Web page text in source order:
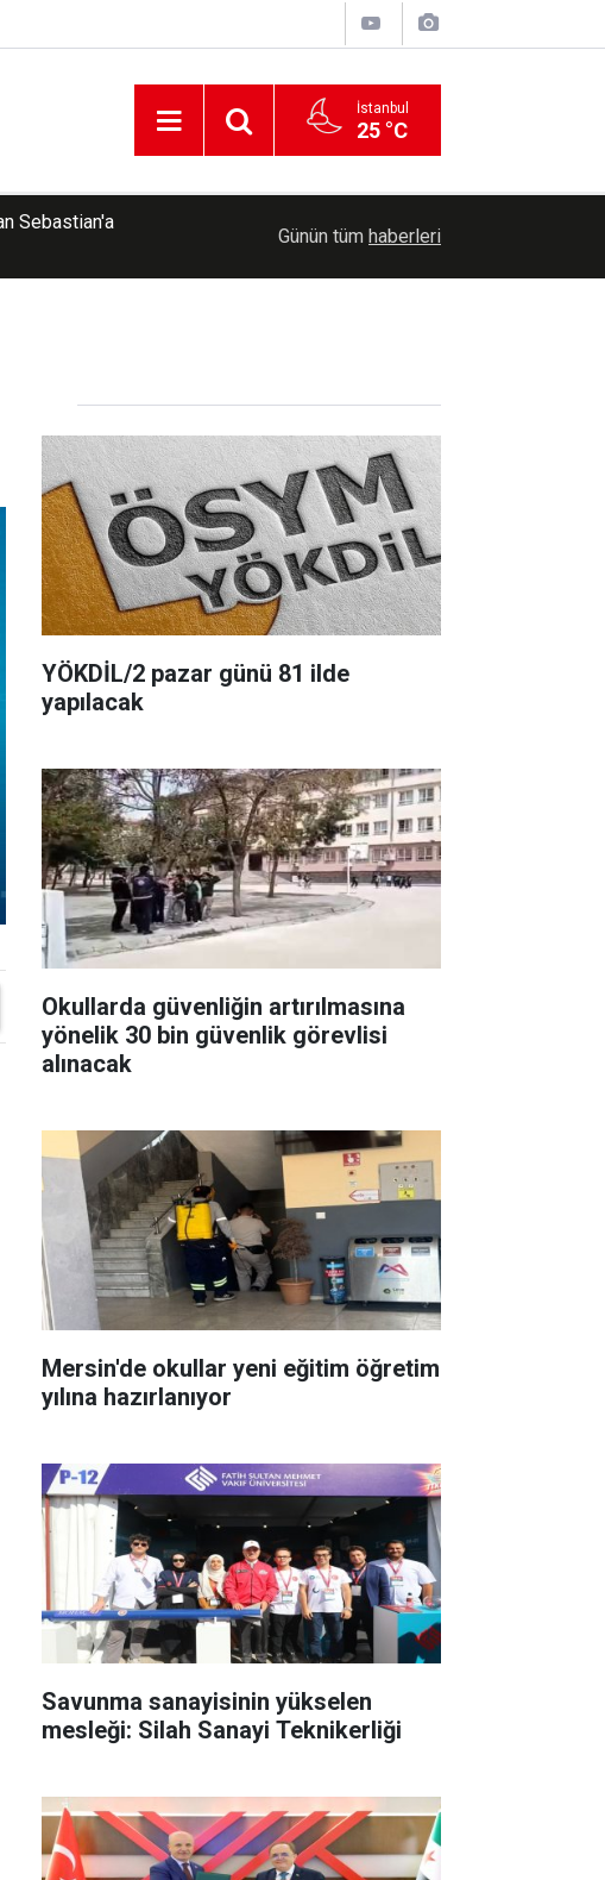
İstanbul
25 °C
İTTİHADUL ULEMA'dan İstanbul'da hafızlık
Günün tüm haberleri
YÖKDİL/2 pazar günü 81 ilde
yapılacak
Okullarda güvenliğin artırılmasına
yönelik 30 bin güvenlik görevlisi
alınacak
Mersin'de okullar yeni eğitim öğretim
yılına hazırlanıyor
Savunma sanayisinin yükselen
mesleği: Silah Sanayi Teknikerliği